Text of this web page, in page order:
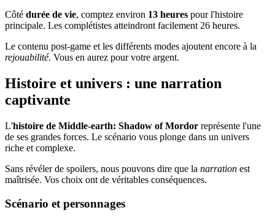
Côté durée de vie, comptez environ 13 heures pour l'histoire
principale. Les complétistes atteindront facilement 26 heures.
Le contenu post-game et les différents modes ajoutent encore à la
rejouabilité. Vous en aurez pour votre argent.
Histoire et univers : une narration
captivante
L'histoire de Middle-earth: Shadow of Mordor représente l'une
de ses grandes forces. Le scénario vous plonge dans un univers
riche et complexe.
Sans révéler de spoilers, nous pouvons dire que la narration est
maîtrisée. Vos choix ont de véritables conséquences.
Scénario et personnages